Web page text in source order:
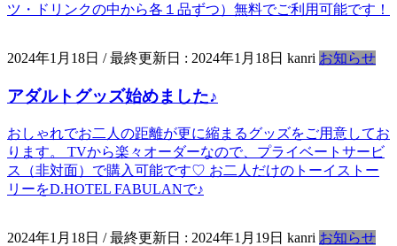
ツ・ドリンクの中から各１品ずつ）無料でご利用可能です！
2024年1月18日 / 最終更新日 : 2024年1月18日 kanri お知らせ
アダルトグッズ始めました♪
おしゃれでお二人の距離が更に縮まるグッズをご用意してお
ります。 TVから楽々オーダーなので、プライベートサービ
ス（非対面）で購入可能です♡ お二人だけのトーイストー
リーをD.HOTEL FABULANで♪
2024年1月18日 / 最終更新日 : 2024年1月19日 kanri お知らせ